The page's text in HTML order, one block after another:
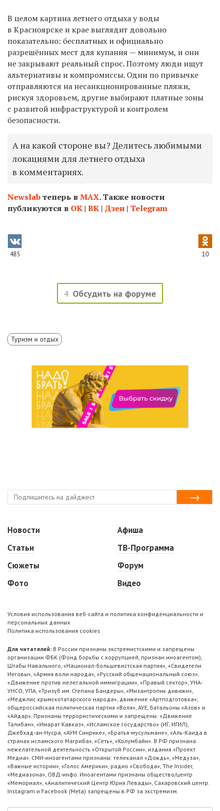
В целом картина летнего отдыха у воды
в Красноярске и крае выглядит довольно
показательно: бесплатных и официально
разрешённых мест для купания — минимум, и они
не закрывают реальный спрос. Поэтому люди ищут
альтернативы и компромиссы. Одни по привычке
отправляются на несанкционированные пляжи,
рискуя здоровьем, другие выбирают платные зоны
с развитой инфраструктурой и контролем
безопасности.
А на какой стороне вы? Делитесь любимыми
локациями для летнего отдыха
в комментариях.
Newslab теперь в МАХ. Также новости
публикуются в ОК| ВК| Дзен| Telegram
485 10
4 Обсудить на форуме
Туризм и отдых
Новости
Статьи
Сюжеты
Фото
Афиша
ТВ-Программа
Форум
Видео
Условия использования веб-сайта и политика конфиденциальности и
персональных данных
Политика использования cookies
Для читателей: В России признаны экстремистскими и запрещены
организации ФБК (Фонд борьбы с коррупцией, признан иноагентом),
Штабы Навального, «Национал-большевистская партия», «Свидетели
Иеговы», «Армия воли народа», «Русский общенациональный союз»,
«Движение против нелегальной иммиграции», «Правый сектор», УНА-
УНСО, УПА, «Тризуб им. Степана Бандеры», «Мизантропик дивижн»,
«Меджлис крымскотатарского народа», движение «Артподготовка»,
общероссийская политическая партия «Воля», АУЕ, батальоны «Азов» и
«Айдар». Признаны террористическими и запрещены: «Движение
Талибан», «Имарат Кавказ», «Исламское государство» (ИГ, ИГИЛ),
Джебхад-ан-Нусра, «АУМ Синрике», «Братья-мусульмане», «Аль-Каида в
странах исламского Магриба», «Сеть», «Колумбайн». В РФ признана
нежелательной деятельность «Открытой России», издания «Проект
Медиа». СМИ-иноагентами признаны: телеканал «Дождь», «Медуза»,
«Важные истории», «Голос Америки», радио «Свобода», The Insider,
«Медиазона», ОВД-инфо. Иноагентами признаны общество/центр
«Мемориал», «Аналитический Центр Юрия Левады», Сахаровский центр.
Instagram и Facebook (Metа) запрещены в РФ за экстремизм.